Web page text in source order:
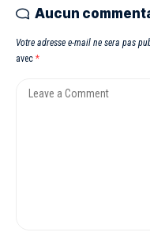
Aucun
Votre adresse e-mail ne sera pas
avec *